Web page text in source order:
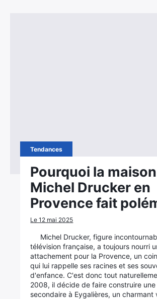
Tendances
Pourquoi la
Michel Drucker en
Provence fait
Le 12 mai 2025
Michel Drucker, figure
télévision française, a toujours nourri
attachement pour la Provence, un
qui lui rappelle ses racines et ses
d'enfance. C'est donc tout
2008, il décide de faire construire une
secondaire à Eygalières, un charmant